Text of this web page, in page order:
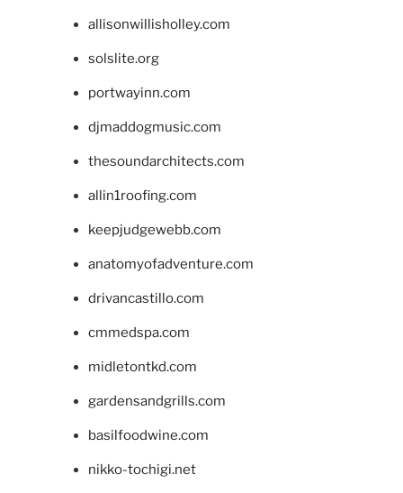
allisonwillisholley.com
solslite.org
portwayinn.com
djmaddogmusic.com
thesoundarchitects.com
allin1roofing.com
keepjudgewebb.com
anatomyofadventure.com
drivancastillo.com
cmmedspa.com
midletontkd.com
gardensandgrills.com
basilfoodwine.com
nikko-tochigi.net